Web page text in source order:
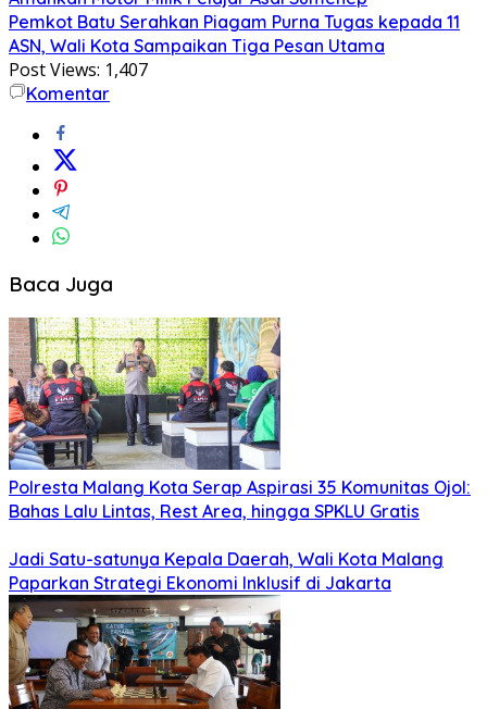
Pemkot Batu Serahkan Piagam Purna Tugas kepada 11
ASN, Wali Kota Sampaikan Tiga Pesan Utama
Post Views: 1,407
Komentar
Baca Juga
Polresta Malang Kota Serap Aspirasi 35 Komunitas Ojol:
Bahas Lalu Lintas, Rest Area, hingga SPKLU Gratis
Jadi Satu-satunya Kepala Daerah, Wali Kota Malang
Paparkan Strategi Ekonomi Inklusif di Jakarta